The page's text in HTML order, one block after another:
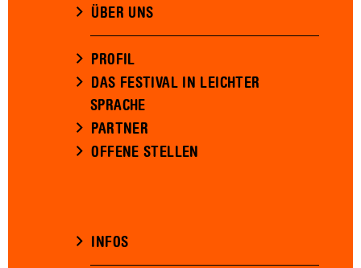
ÜBER UNS
PROFIL
DAS FESTIVAL IN LEICHTER
SPRACHE
PARTNER
OFFENE STELLEN
INFOS